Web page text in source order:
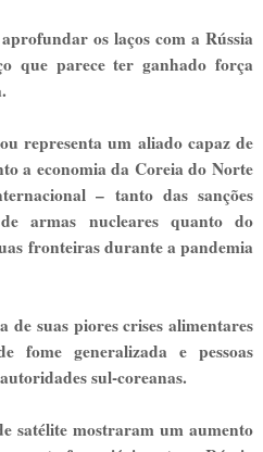
os laços com a Rússia
que parece ter ganhado força
representa um aliado capaz de
a economia da Coreia do Norte
– tanto das sanções
armas nucleares quanto do
fronteiras durante a pandemia
de suas piores crises alimentares
fome generalizada e pessoas
sul-coreanas.
satélite mostraram um aumento